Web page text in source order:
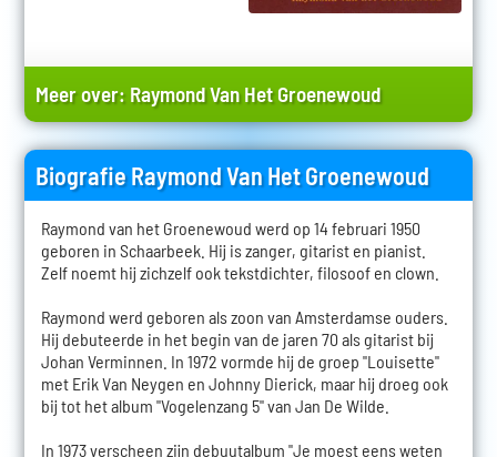
Meer over: Raymond Van Het Groenewoud
Biografie Raymond Van Het Groenewoud
Raymond van het Groenewoud werd op 14 februari 1950
geboren in Schaarbeek. Hij is zanger, gitarist en pianist.
Zelf noemt hij zichzelf ook tekstdichter, filosoof en clown.
Raymond werd geboren als zoon van Amsterdamse ouders.
Hij debuteerde in het begin van de jaren 70 als gitarist bij
Johan Verminnen. In 1972 vormde hij de groep "Louisette"
met Erik Van Neygen en Johnny Dierick, maar hij droeg ook
bij tot het album "Vogelenzang 5" van Jan De Wilde.
In 1973 verscheen zijn debuutalbum "Je moest eens weten